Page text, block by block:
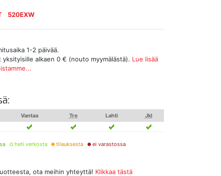
520EXW
1-2 päivää.
yksityisille alkaen 0 € (nouto myymälästä). Lue lisää
Vantaa Tre Lahti Jkl
heti verkosta tilauksesta ei varastossa
ota meihin yhteyttä! Klikkaa tästä